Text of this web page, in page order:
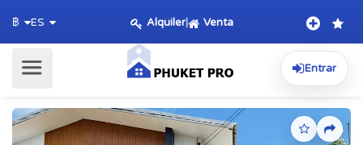
฿ ES Alquiler| Venta
Entrar